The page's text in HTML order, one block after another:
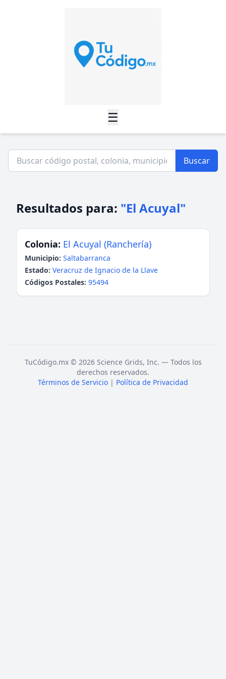
☰
Buscar
Resultados para: "El Acuyal"
Colonia: El Acuyal (Ranchería)
Municipio: Saltabarranca
Estado: Veracruz de Ignacio de la Llave
Códigos Postales: 95494
TuCódigo.mx © 2026 Science Grids, Inc. — Todos los
derechos reservados.
Términos de Servicio | Política de Privacidad